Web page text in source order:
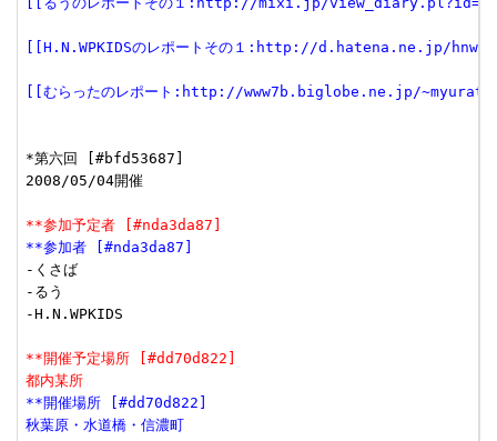
[[H.N.WPKIDSのレポートその１:http://d.hatena.ne.jp/
[[むらったのレポート:http://www7b.biglobe.ne.jp/
*第六回 [#bfd53687]
2008/05/04開催
**参加予定者 [#nda3da87]
**参加者 [#nda3da87]
-くさば
-るう
-H.N.WPKIDS
**開催予定場所 [#dd70d822]
都内某所
**開催場所 [#dd70d822]
秋葉原・水道橋・信濃町